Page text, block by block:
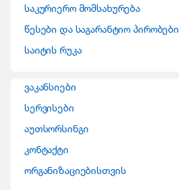
საკურიერო მომსახურება
წესები და საგარანტიო პირობები
საიტის რუკა
ვაკანსიები
სერვისები
აუთსორსინგი
კონტაქტი
ორგანიზაციებისთვის